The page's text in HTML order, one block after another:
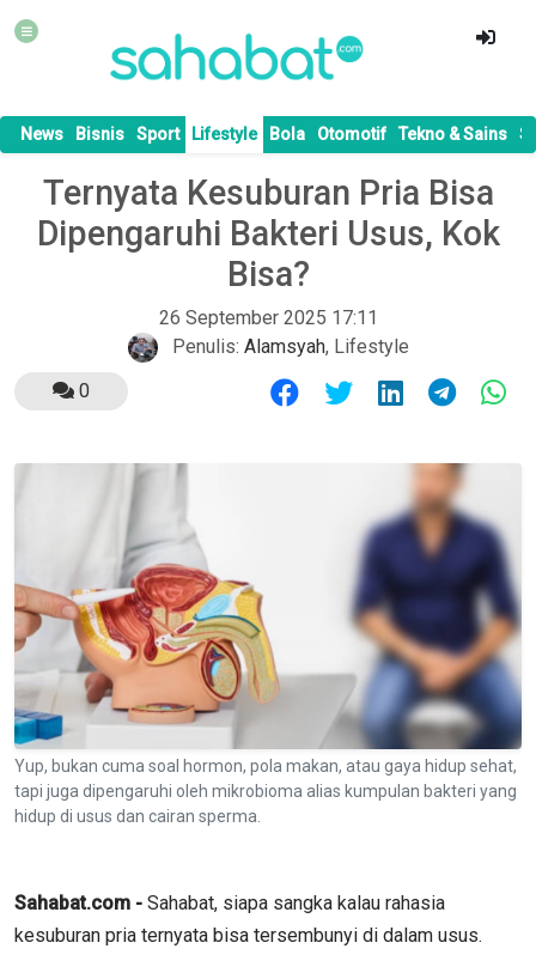
News Bisnis Sport Lifestyle Bola Otomotif Tekno & Sains
Ternyata Kesuburan Pria Bisa
Dipengaruhi Bakteri Usus, Kok
Bisa?
26 September 2025 17:11
Penulis: Alamsyah, Lifestyle
0
Yup, bukan cuma soal hormon, pola makan, atau gaya hidup sehat,
tapi juga dipengaruhi oleh mikrobioma alias kumpulan bakteri yang
hidup di usus dan cairan sperma.
Sahabat.com - Sahabat, siapa sangka kalau rahasia
kesuburan pria ternyata bisa tersembunyi di dalam usus.